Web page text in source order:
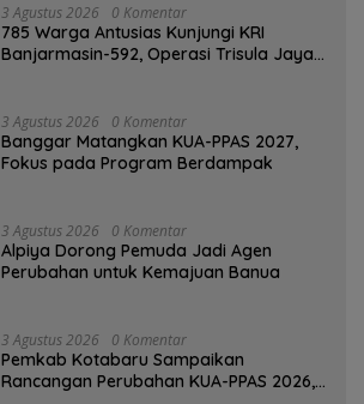
3 Agustus 2026 0 Komentar
785 Warga Antusias Kunjungi KRI
Banjarmasin-592, Operasi Trisula Jaya
3 Agustus 2026 0 Komentar
‎Banggar Matangkan KUA-PPAS 2027,
Fokus pada Program Berdampak
3 Agustus 2026 0 Komentar
‎Alpiya Dorong Pemuda Jadi Agen
Perubahan untuk Kemajuan Banua ‎
3 Agustus 2026 0 Komentar
Pemkab Kotabaru Sampaikan
Rancangan Perubahan KUA-PPAS 2026,